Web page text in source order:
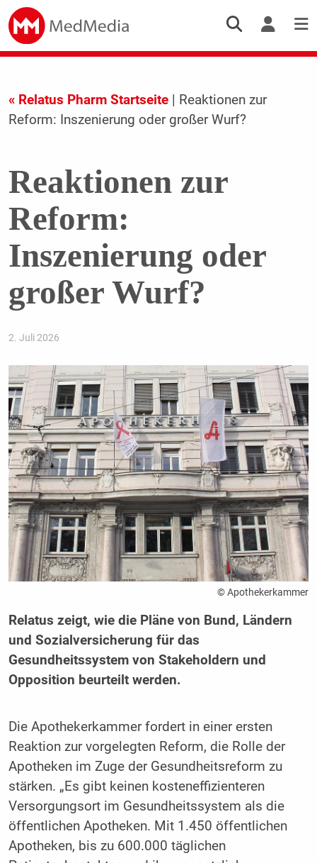
« Relatus Pharm Startseite| Reaktionen zur
Reform: Inszenierung oder großer Wurf?
Reaktionen zur
Reform:
Inszenierung oder
großer Wurf?
2. Juli 2026
© Apothekerkammer
Relatus zeigt, wie die Pläne von Bund, Ländern
und Sozialversicherung für das
Gesundheitssystem von Stakeholdern und
Opposition beurteilt werden.
Die Apothekerkammer fordert in einer ersten
Reaktion zur vorgelegten Reform, die Rolle der
Apotheken im Zuge der Gesundheitsreform zu
stärken. „Es gibt keinen kosteneffizienteren
Versorgungsort im Gesundheitssystem als die
öffentlichen Apotheken. Mit 1.450 öffentlichen
Apotheken, bis zu 600.000 täglichen